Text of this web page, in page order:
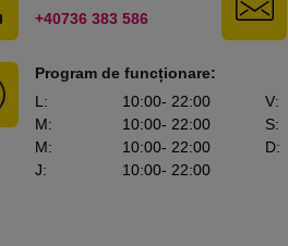
+40736 383 586
Program de funcționare:
L : 10:00- 22:00
M: 10:00- 22:00
M: 10:00- 22:00
J: 10:00- 22:00
V:
S:
D: